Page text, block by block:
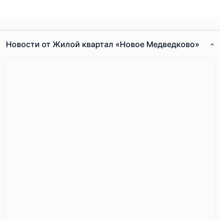
Новости от Жилой квартал «Новое Медведково»